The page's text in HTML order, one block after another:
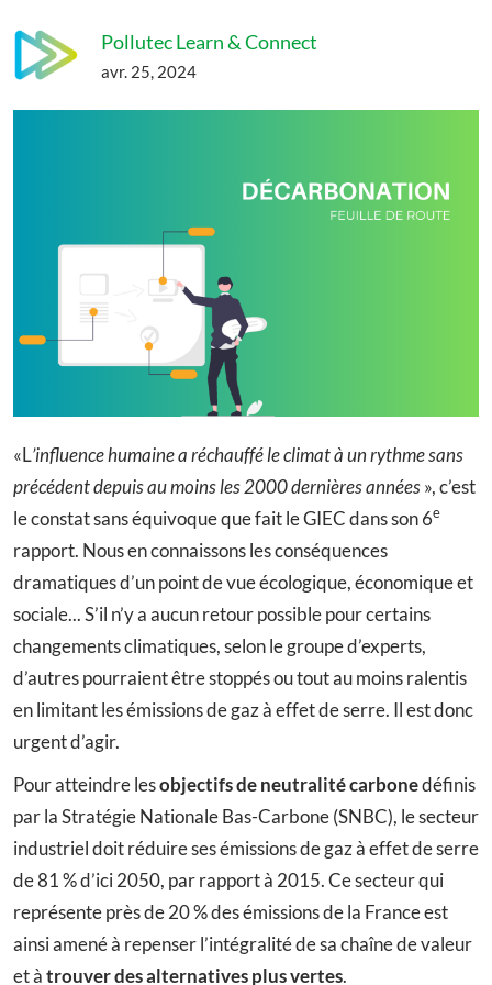
Pollutec Learn & Connect
avr. 25, 2024
«L’influence humaine a réchauffé le climat à un rythme sans
précédent depuis au moins les 2000 dernières années», c’est
le constat sans équivoque que fait le GIEC dans son 6e
rapport. Nous en connaissons les conséquences
dramatiques d’un point de vue écologique, économique et
sociale... S’il n’y a aucun retour possible pour certains
changements climatiques, selon le groupe d’experts,
d’autres pourraient être stoppés ou tout au moins ralentis
en limitant les émissions de gaz à effet de serre. Il est donc
urgent d’agir.
Pour atteindre lesobjectifs de neutralité carbonedéfinis
par la Stratégie Nationale Bas-Carbone (SNBC), le secteur
industriel doit réduire ses émissions de gaz à effet de serre
de 81 % d’ici 2050, par rapport à 2015. Ce secteur qui
représente près de 20 % des émissions de la France est
ainsi amené à repenser l’intégralité de sa chaîne de valeur
et àtrouver des alternatives plus vertes.